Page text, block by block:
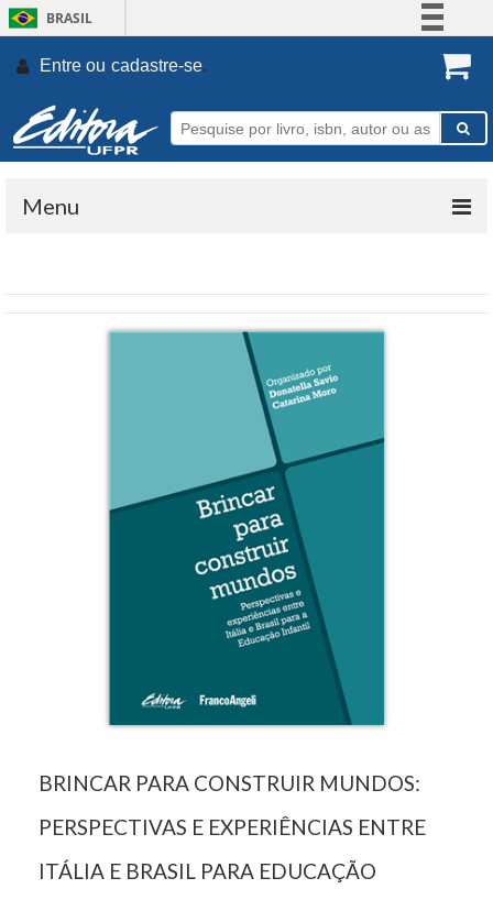
BRASIL
Participe
Entre ou cadastre-se.
Menu
BRINCAR PARA CONSTRUIR MUNDOS:
PERSPECTIVAS E EXPERIÊNCIAS ENTRE
ITÁLIA E BRASIL PARA EDUCAÇÃO